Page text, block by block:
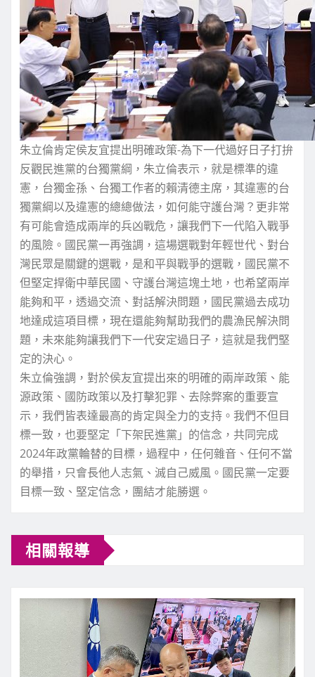
朱立倫肯定侯友宜提出明確政策-為下一代過好日子打拚
反觀民進黨的台獨黨綱，朱立倫表示，就是標準的違
憲，台獨金孫、台獨工作者的賴清德主席，其違憲的台
獨黨綱以及違憲的總總做法，如何能守護台灣？更非常
有可能會造成兩岸的兵凶戰危，讓我們下一代陷入戰爭
的風險。國民黨一再強調，這場選戰對年輕世代、對台
灣民眾是關鍵的選戰，是和平與戰爭的選戰，國民黨不
但堅定捍衛中華民國、守護台灣這塊土地，也希望兩岸
能夠和平，透過交流、對話解決問題，國民黨過去成功
地達成這項目標，現在還能夠幫助我們的農漁民解決問
題，未來能夠讓我們下一代安定過日子，這就是我們堅
定的決心。
朱立倫強調，對於侯友宜提出來的明確的兩岸政策、能
源政策、國防政策以及打擊犯罪、去除弊案的重要宣
示，我們皆表達最高的肯定與全力的支持。我們不但目
標一致，也要堅定「下架民進黨」的信念，共同完成
2024年政黨輪替的目標，過程中，任何雜音、任何不當
的舉措，只會長他人志氣、滅自己威風。國民黨一定要
目標一致、堅定信念，團結才能勝選。
相關報導